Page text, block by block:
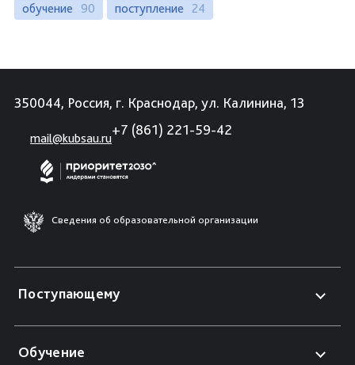
обучение 90 поступление 24
350044, Россия, г. Краснодар, ул. Калинина, 13
mail@kubsau.ru
+7 (861) 221-59-42
Сведения об образовательной организации
Поступающему
Обучение